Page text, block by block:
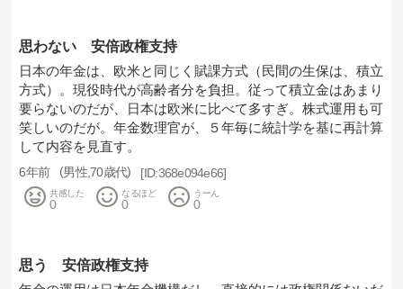
思わない 安倍政権支持
日本の年金は、欧米と同じく賦課方式（民間の生保は、積立
方式）。現役時代が高齢者分を負担。従って積立金はあまり
要らないのだが、日本は欧米に比べて多すぎ。株式運用も可
笑しいのだが。年金数理官が、５年毎に統計学を基に再計算
して内容を見直す。
6年前 男性 70歳代 368e094e66
共感した
0
なるほど
0
うーん
0
思う 安倍政権支持